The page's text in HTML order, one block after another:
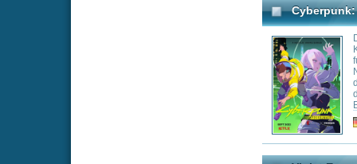
niederer Goblin
Erinnerungen an
Körper und
in dieser neuen
verschlingen
dieser
Stärke,
Genre:
Made in Abyss: Die
In Made in
dem
Gefahren lauern